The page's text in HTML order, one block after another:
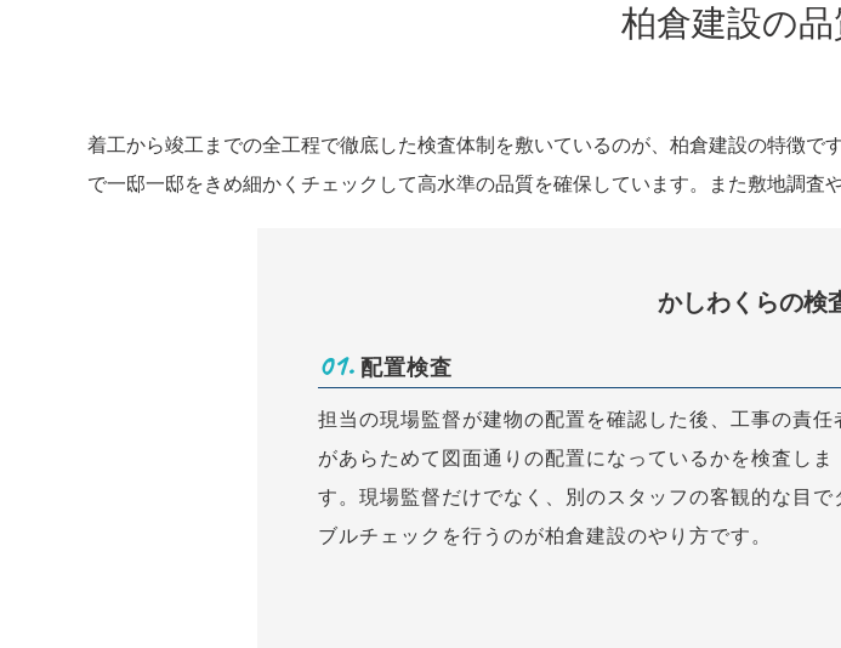
柏倉建設の品
着工から竣工までの全工程で徹底した検査体制を敷いているのが、柏倉建設の特徴
で一邸一邸をきめ細かくチェックして高水準の品質を確保しています。また敷地調査
かしわくらの検
01. 配置検査
担当の現場監督が建物の配置を確認した後、工事の責任
があらためて図面通りの配置になっているかを検査しま
す。現場監督だけでなく、別のスタッフの客観的な目で
ブルチェックを行うのが柏倉建設のやり方です。